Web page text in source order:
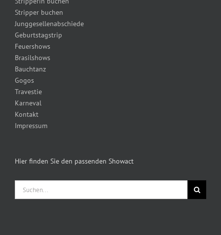
Stripper buchen
Junggesellenabschiede
Geburtstagstrip
Feuershows
Brasilshows
Bauchtanz
Gogos
Travestie
Karneval
Kontakt
Impressum
Hier finden Sie den passenden Showact
nach: